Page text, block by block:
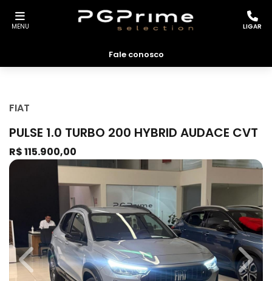
MENU LIGAR
Fale conosco
FIAT
PULSE 1.0 TURBO 200 HYBRID AUDACE CVT
R$ 115.900,00
Previous Next